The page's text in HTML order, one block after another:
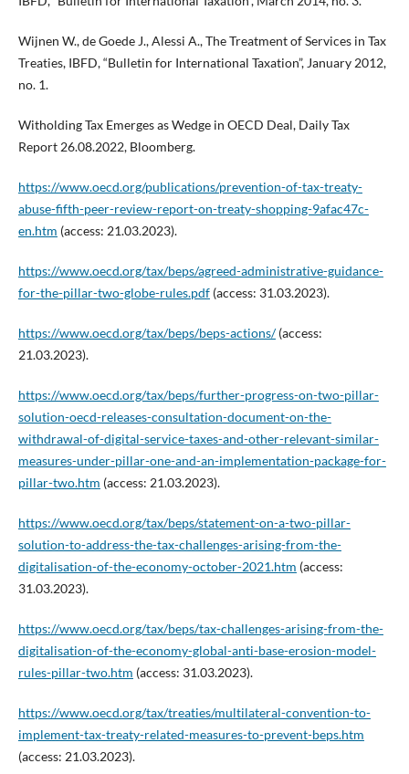
Wijnen W., de Goede J., Alessi A., The Treatment of Services in Tax
Treaties, IBFD, “Bulletin for International Taxation”, January 2012,
no. 1.
Witholding Tax Emerges as Wedge in OECD Deal, Daily Tax
Report 26.08.2022, Bloomberg.
https://www.oecd.org/publications/prevention-of-tax-treaty-
abuse-fifth-peer-review-report-on-treaty-shopping-9afac47c-
en.htm (access: 21.03.2023).
https://www.oecd.org/tax/beps/agreed-administrative-guidance-
for-the-pillar-two-globe-rules.pdf(access: 31.03.2023).
https://www.oecd.org/tax/beps/beps-actions/(access:
21.03.2023).
https://www.oecd.org/tax/beps/further-progress-on-two-pillar-
solution-oecd-releases-consultation-document-on-the-
withdrawal-of-digital-service-taxes-and-other-relevant-similar-
measures-under-pillar-one-and-an-implementation-package-for-
pillar-two.htm (access: 21.03.2023).
https://www.oecd.org/tax/beps/statement-on-a-two-pillar-
solution-to-address-the-tax-challenges-arising-from-the-
digitalisation-of-the-economy-october-2021.htm (access:
31.03.2023).
https://www.oecd.org/tax/beps/tax-challenges-arising-from-the-
digitalisation-of-the-economy-global-anti-base-erosion-model-
rules-pillar-two.htm (access: 31.03.2023).
https://www.oecd.org/tax/treaties/multilateral-convention-to-
implement-tax-treaty-related-measures-to-prevent-beps.htm
(access: 21.03.2023).